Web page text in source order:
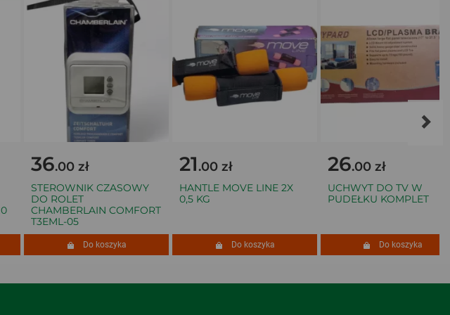
36.00 zł
STEROWNIK CZASOWY
DO ROLET
CHAMBERLAIN COMFORT
T3EML-05
Do koszyka
21.00 zł
HANTLE MOVE LINE 2X
0,5 KG
Do koszyka
26.00 zł
UCHWYT DO TV W
PUDEŁKU KOMPLET
Do koszyka